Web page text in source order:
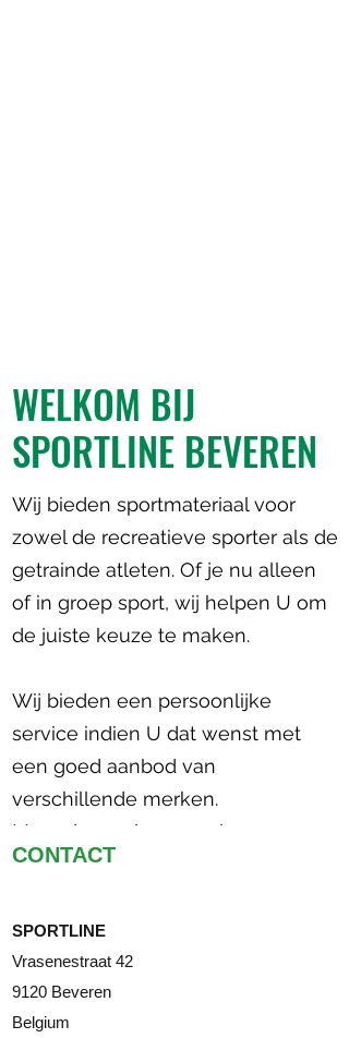
WELKOM BIJ
SPORTLINE BEVEREN
Wij bieden sportmateriaal voor
zowel de recreatieve sporter als de
getrainde atleten. Of je nu alleen
of in groep sport, wij helpen U om
de juiste keuze te maken.
Wij bieden een persoonlijke
service indien U dat wenst met
een goed aanbod van
verschillende merken.
Meer dan 30 jaar ervaring...
CONTACT
SPORTLINE
Vrasenestraat 42
9120 Beveren
Belgium